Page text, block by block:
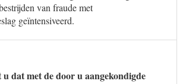
van fraude met
geïntensiveerd.
dat met de door u aangekondigde